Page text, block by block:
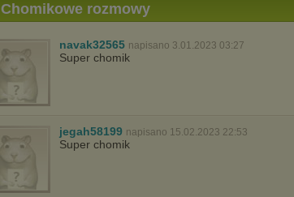
Chomikowe rozmowy
navak32565 napisano 3.01.2023 03:27
Super chomik
jegah58199 napisano 15.02.2023 22:53
Super chomik